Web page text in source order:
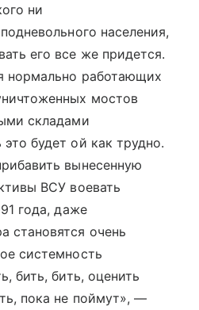
ни
населения,
его все же придется.
нормально работающих
мостов
складами
будет ой как трудно.
вынесенную
ВСУ воевать
года, даже
становятся очень
системность
бить, бить, оценить
пока не поймут», —